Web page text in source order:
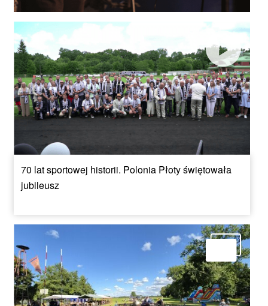
70 lat sportowej historii. Polonia Płoty świętowała
jubileusz